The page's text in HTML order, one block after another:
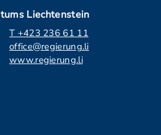
Liechtenstein
T +423 236 61 11
office@regierung.li
www.regierung.li